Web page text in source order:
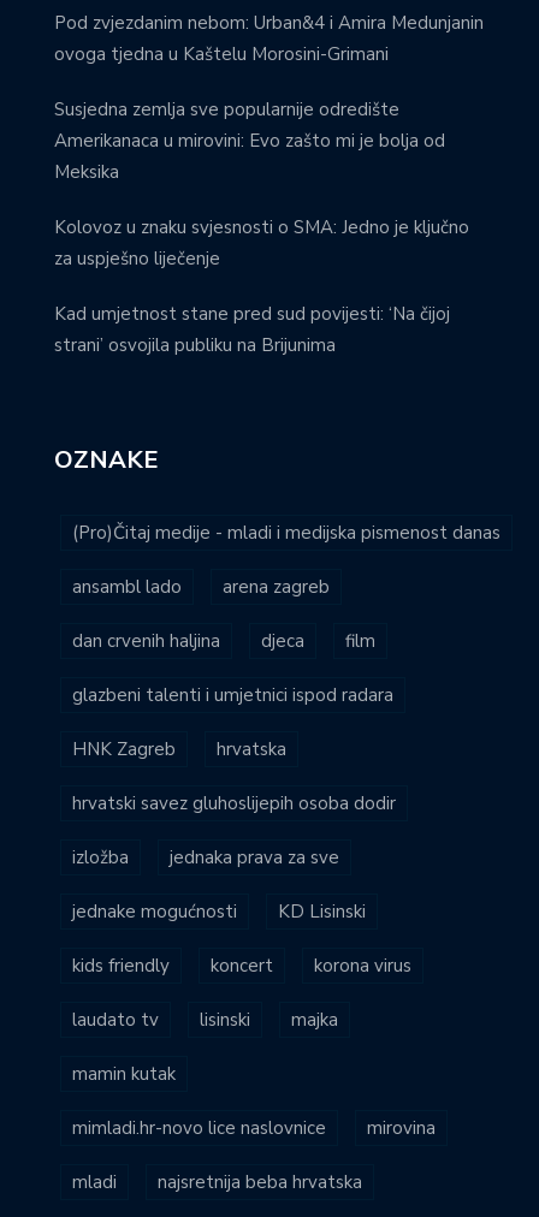
Pod zvjezdanim nebom: Urban&4 i Amira Medunjanin
ovoga tjedna u Kaštelu Morosini-Grimani
Susjedna zemlja sve popularnije odredište
Amerikanaca u mirovini: Evo zašto mi je bolja od
Meksika
Kolovoz u znaku svjesnosti o SMA: Jedno je ključno
za uspješno liječenje
Kad umjetnost stane pred sud povijesti: ‘Na čijoj
strani’ osvojila publiku na Brijunima
OZNAKE
(Pro)Čitaj medije - mladi i medijska pismenost danas
ansambl lado arena zagreb
dan crvenih haljina djeca film
glazbeni talenti i umjetnici ispod radara
HNK Zagreb hrvatska
hrvatski savez gluhoslijepih osoba dodir
izložba jednaka prava za sve
jednake mogućnosti KD Lisinski
kids friendly koncert korona virus
laudato tv lisinski majka
mamin kutak
mimladi.hr-novo lice naslovnice mirovina
mladi najsretnija beba hrvatska